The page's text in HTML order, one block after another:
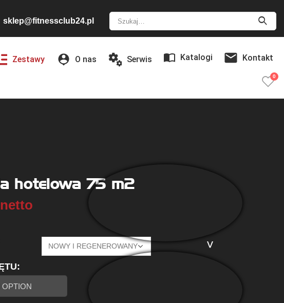
sklep@fitnessclub24.pl
Zestawy O nas Serwis Katalogi Kontakt
0
hotelowa 75 m2
netto